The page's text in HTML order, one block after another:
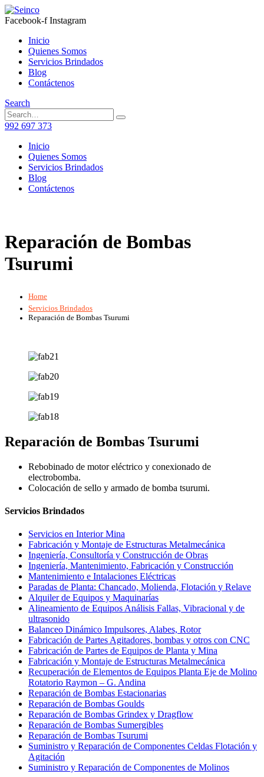
Facebook-f Instagram
Inicio
Quienes Somos
Servicios Brindados
Blog
Contáctenos
Search
992 697 373
Inicio
Quienes Somos
Servicios Brindados
Blog
Contáctenos
Reparación de Bombas
Tsurumi
Home
Servicios Brindados
Reparación de Bombas Tsurumi
Reparación de Bombas Tsurumi
Rebobinado de motor eléctrico y conexionado de
electrobomba.
Colocación de sello y armado de bomba tsurumi.
Servicios Brindados
Servicios en Interior Mina
Fabricación y Montaje de Estructuras Metalmecánica
Ingeniería, Consultoría y Construcción de Obras
Ingeniería, Mantenimiento, Fabricación y Construcción
Mantenimiento e Intalaciones Eléctricas
Paradas de Planta: Chancado, Molienda, Flotación y Relave
Alquiler de Equipos y Maquinarías
Alineamiento de Equipos Análisis Fallas, Vibracional y de
ultrasonido
Balanceo Dinámico Impulsores, Alabes, Rotor
Fabricación de Partes Agitadores, bombas y otros con CNC
Fabricación de Partes de Equipos de Planta y Mina
Fabricación y Montaje de Estructuras Metalmecánica
Recuperación de Elementos de Equipos Planta Eje de Molino
Rotatorio Raymon – G. Andina
Reparación de Bombas Estacionarias
Reparación de Bombas Goulds
Reparación de Bombas Grindex y Dragflow
Reparación de Bombas Sumergibles
Reparación de Bombas Tsurumi
Suministro y Reparación de Componentes Celdas Flotación y
Agitación
Suministro y Reparación de Componentes de Molinos